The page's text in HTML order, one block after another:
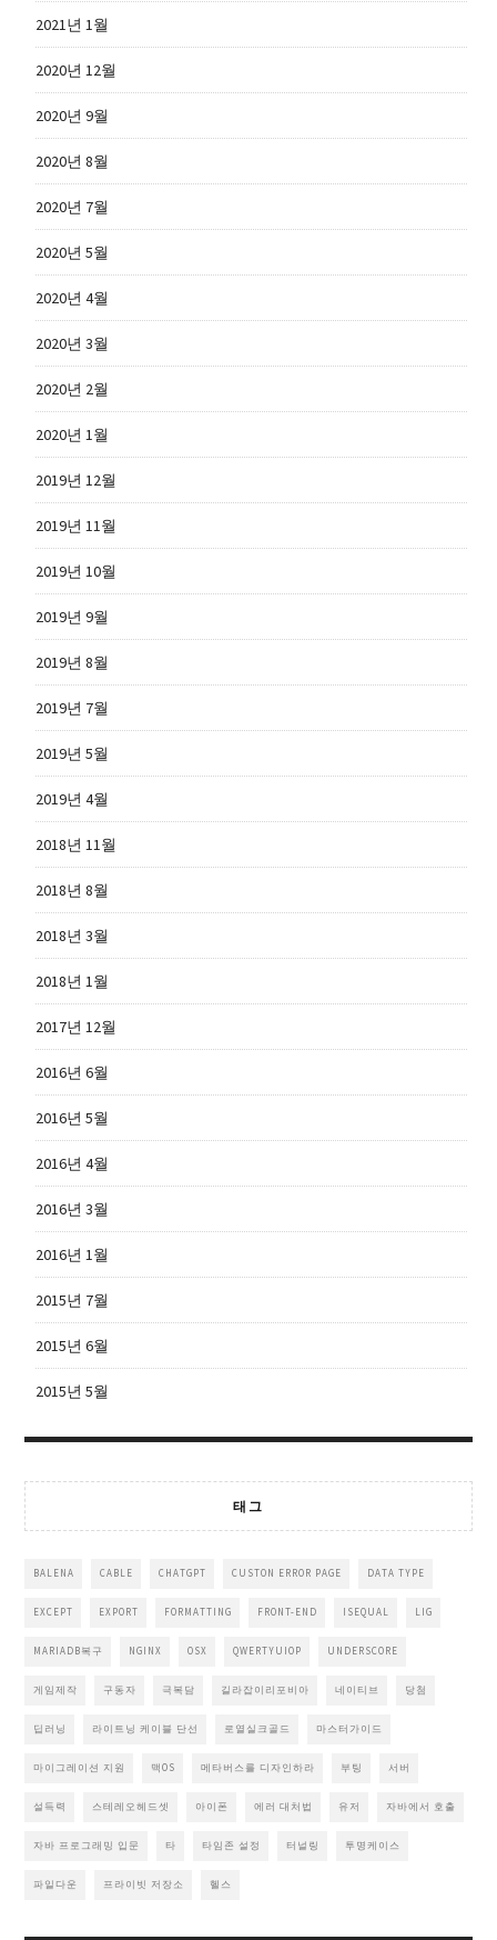
2021년 1월
2020년 12월
2020년 9월
2020년 8월
2020년 7월
2020년 5월
2020년 4월
2020년 3월
2020년 2월
2020년 1월
2019년 12월
2019년 11월
2019년 10월
2019년 9월
2019년 8월
2019년 7월
2019년 5월
2019년 4월
2018년 11월
2018년 8월
2018년 3월
2018년 1월
2017년 12월
2016년 6월
2016년 5월
2016년 4월
2016년 3월
2016년 1월
2015년 7월
2015년 6월
2015년 5월
태그
BALENA CABLE CHATGPT CUSTON ERROR PAGE DATA TYPE
EXCEPT EXPORT FORMATTING FRONT-END ISEQUAL LIG
MARIADB복구 NGINX OSX QWERTYUIOP UNDERSCORE
게임제작 구동자 극복담 길라잡이리포비아 네이티브 당첨
딥러닝 라이트닝 케이블 단선 로열실크골드 마스터가이드
마이그레이션 지원 맥OS 메타버스를 디자인하라 부팅 서버
설득력 스테레오헤드셋 아이폰 에러 대처법 유저 자바에서 호출
자바 프로그래밍 입문 타 타임존 설정 터널링 투명케이스
파일다운 프라이빗 저장소 헬스